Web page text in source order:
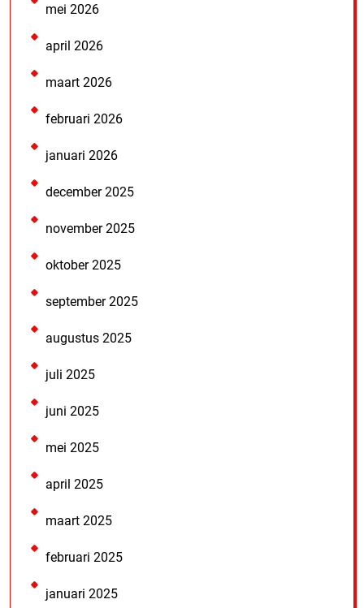
mei 2026
april 2026
maart 2026
februari 2026
januari 2026
december 2025
november 2025
oktober 2025
september 2025
augustus 2025
juli 2025
juni 2025
mei 2025
april 2025
maart 2025
februari 2025
januari 2025